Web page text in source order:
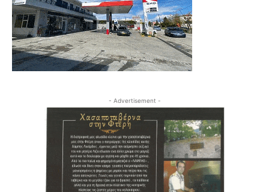
- Advertisement -